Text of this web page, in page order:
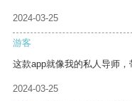
2024-03-25
游客
这款app就像我的私人导师，
2024-03-25